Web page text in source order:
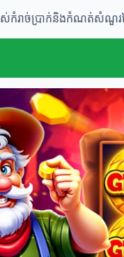
ស់កំរាច់ប្រាក់និងកំណត់សំណួរ